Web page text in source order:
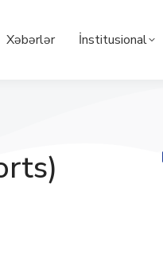
Xəbərlər İnstitusional